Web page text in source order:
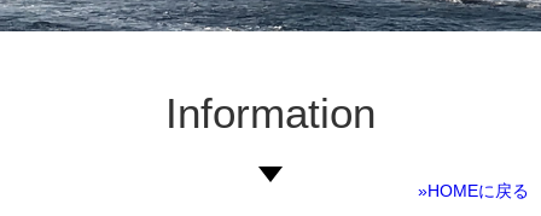
Information
»HOMEに戻る